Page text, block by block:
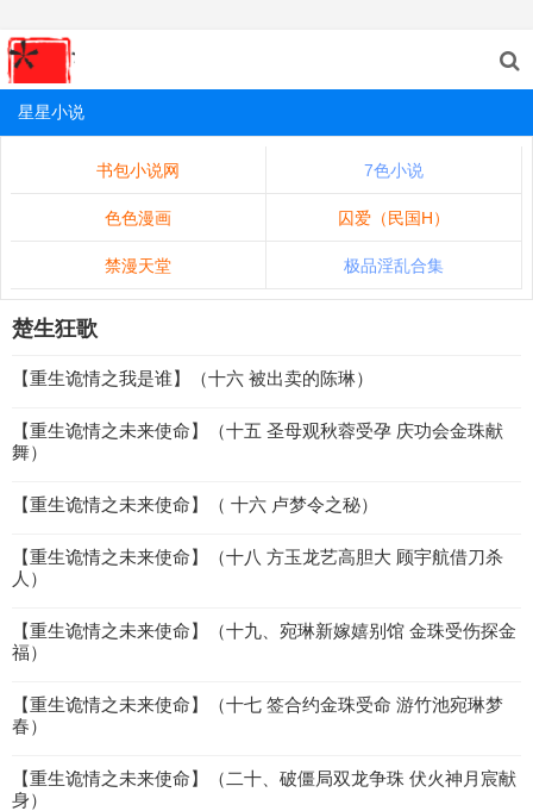
星星小说
书包小说网 7色小说
色色漫画 囚爱（民国H）
禁漫天堂 极品淫乱合集
楚生狂歌
【重生诡情之我是谁】（十六 被出卖的陈琳）
【重生诡情之未来使命】（十五 圣母观秋蓉受孕 庆功会金珠献
舞）
【重生诡情之未来使命】（ 十六 卢梦令之秘）
【重生诡情之未来使命】（十八 方玉龙艺高胆大 顾宇航借刀杀
人）
【重生诡情之未来使命】（十九、宛琳新嫁嬉别馆 金珠受伤探金
福）
【重生诡情之未来使命】（十七 签合约金珠受命 游竹池宛琳梦
春）
【重生诡情之未来使命】（二十、破僵局双龙争珠 伏火神月宸献
身）